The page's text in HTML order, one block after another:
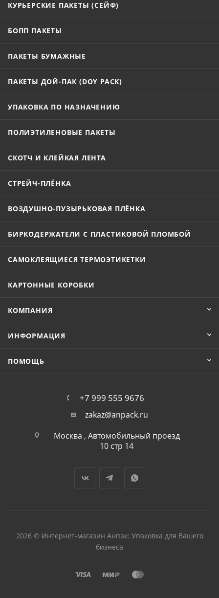
КУРЬЕРСКИЕ ПАКЕТЫ (СЕЙФ)
БОПП ПАКЕТЫ
ПАКЕТЫ БУМАЖНЫЕ
ПАКЕТЫ ДОЙ-ПАК (DOY PACK)
УПАКОВКА ПО НАЗНАЧЕНИЮ
ПОЛИЭТИЛЕНОВЫЕ ПАКЕТЫ
СКОТЧ И КЛЕЙКАЯ ЛЕНТА
СТРЕЙЧ-ПЛЁНКА
ВОЗДУШНО-ПУЗЫРЬКОВАЯ ПЛЁНКА
БИРКОДЕРЖАТЕЛИ С ПЛАСТИКОВОЙ ПЛОМБОЙ
САМОКЛЕЯЩИЕСЯ ТЕРМОЭТИКЕТКИ
КАРТОННЫЕ КОРОБКИ
КОМПАНИЯ
ИНФОРМАЦИЯ
ПОМОЩЬ
+7 999 555 9676
zakaz@anpack.ru
Москва , Автомобильный проезд
10 стр 14
2026 © Интернет-магазин Анпак: Упаковка для Вашего
бизнеса